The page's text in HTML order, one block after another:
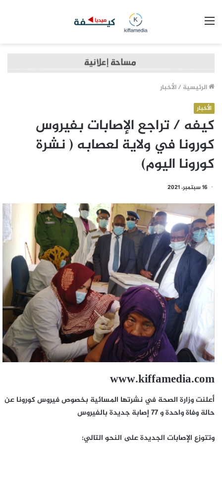
الرئيسية /الأخبار
الأخبار
كيفه / تراجع الإصابات بفيروس
كورونا في ولاية لعصابه ( نشرة
كورونا اليوم)
16 سبتمبر، 2021
www.kiffamedia.com
أعلنت وزارة الصحة في نشرتها المسائية بخصوص فيروس كورونا عن
حالة وفاة واحدة و 77 إصابة جديدة بالفيروس
وتتوزع الإصابات الجديدة على النحو التالي: